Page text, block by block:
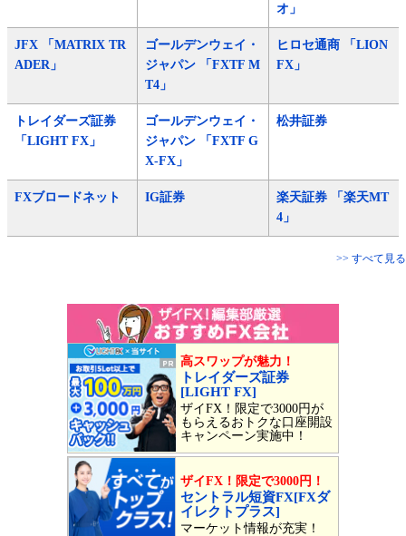
オ」
JFX 「MATRIX TR
ADER」
ゴールデンウェイ・
ジャパン 「FXTF M
T4」
ヒロセ通商 「LION
FX」
トレイダーズ証券
「LIGHT FX」
ゴールデンウェイ・
ジャパン 「FXTF G
X-FX」
松井証券
FXブロードネット IG証券
楽天証券 「楽天MT
4」
>> すべて見る
高スワップが魅力！
トレイダーズ証券
[LIGHT FX]
ザイFX！限定で3000円が
もらえるおトクな口座開設
キャンペーン実施中！
ザイFX！限定で3000円！
セントラル短資FX[FXダ
イレクトプラス]
マーケット情報が充実！